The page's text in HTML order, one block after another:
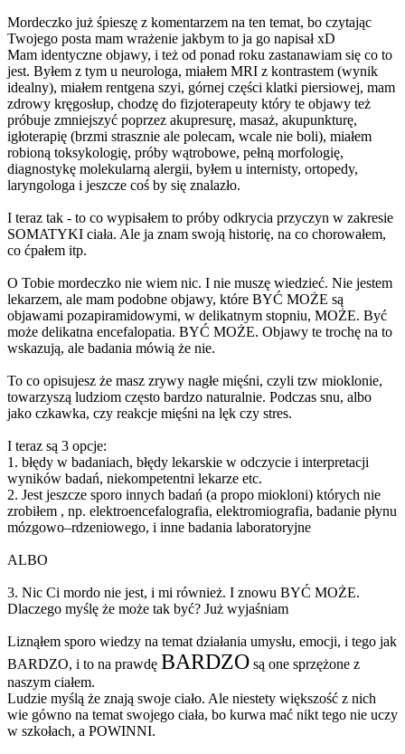
Mordeczko już śpieszę z komentarzem na ten temat, bo czytając
Twojego posta mam wrażenie jakbym to ja go napisał xD
Mam identyczne objawy, i też od ponad roku zastanawiam się co to
jest. Byłem z tym u neurologa, miałem MRI z kontrastem (wynik
idealny), miałem rentgena szyi, górnej części klatki piersiowej, mam
zdrowy kręgosłup, chodzę do fizjoterapeuty który te objawy też
próbuje zmniejszyć poprzez akupresurę, masaż, akupunkturę,
igłoterapię (brzmi strasznie ale polecam, wcale nie boli), miałem
robioną toksykologię, próby wątrobowe, pełną morfologię,
diagnostykę molekularną alergii, byłem u internisty, ortopedy,
laryngologa i jeszcze coś by się znalazło.
I teraz tak - to co wypisałem to próby odkrycia przyczyn w zakresie
SOMATYKI ciała. Ale ja znam swoją historię, na co chorowałem,
co ćpałem itp.
O Tobie mordeczko nie wiem nic. I nie muszę wiedzieć. Nie jestem
lekarzem, ale mam podobne objawy, które BYĆ MOŻE są
objawami pozapiramidowymi, w delikatnym stopniu, MOŻE. Być
może delikatna encefalopatia. BYĆ MOŻE. Objawy te trochę na to
wskazują, ale badania mówią że nie.
To co opisujesz że masz zrywy nagłe mięśni, czyli tzw mioklonie,
towarzyszą ludziom często bardzo naturalnie. Podczas snu, albo
jako czkawka, czy reakcje mięśni na lęk czy stres.
I teraz są 3 opcje:
1. błędy w badaniach, błędy lekarskie w odczycie i interpretacji
wyników badań, niekompetentni lekarze etc.
2. Jest jeszcze sporo innych badań (a propo miokloni) których nie
zrobiłem , np. elektroencefalografia, elektromiografia, badanie płynu
mózgowo–rdzeniowego, i inne badania laboratoryjne
ALBO
3. Nic Ci mordo nie jest, i mi również. I znowu BYĆ MOŻE.
Dlaczego myślę że może tak być? Już wyjaśniam
Liznąłem sporo wiedzy na temat działania umysłu, emocji, i tego jak
BARDZO, i to na prawdę BARDZO są one sprzężone z
naszym ciałem.
Ludzie myślą że znają swoje ciało. Ale niestety większość z nich
wie gówno na temat swojego ciała, bo kurwa mać nikt tego nie uczy
w szkołach, a POWINNI.